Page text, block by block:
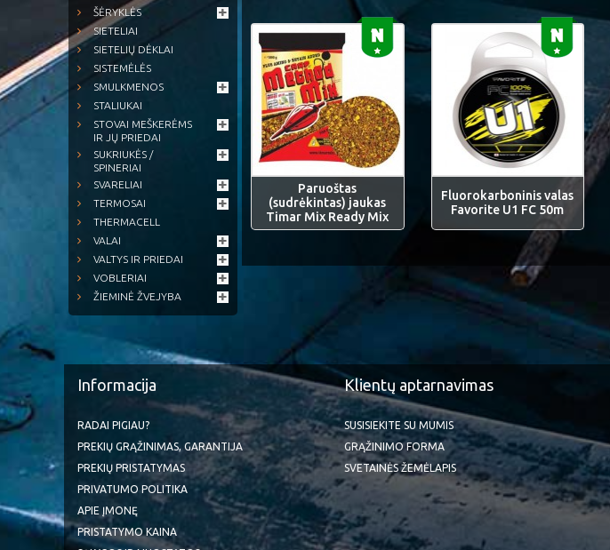
ŠĖRYKLĖS
SIETELIAI
SIETELIŲ DĖKLAI
SISTEMĖLĖS
SMULKMENOS
STALIUKAI
STOVAI MEŠKERĖMS
IR JŲ PRIEDAI
SUKRIUKĖS /
SPINERIAI
SVARELIAI
TERMOSAI
THERMACELL
VALAI
VALTYS IR PRIEDAI
VOBLERIAI
ŽIEMINĖ ŽVEJYBA
Paruoštas
(sudrėkintas) jaukas
Timar Mix Ready Mix
Fluorokarboninis valas
Favorite U1 FC 50m
Informacija
RADAI PIGIAU?
PREKIŲ GRĄŽINIMAS, GARANTIJA
PREKIŲ PRISTATYMAS
PRIVATUMO POLITIKA
APIE ĮMONĘ
PRISTATYMO KAINA
Klientų aptarnavimas
SUSISIEKITE SU MUMIS
GRĄŽINIMO FORMA
SVETAINĖS ŽEMĖLAPIS